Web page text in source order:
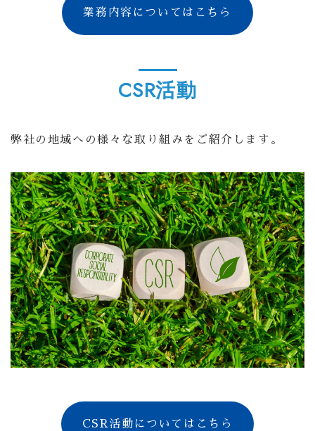
業務内容についてはこちら
CSR活動
弊社の地域への様々な取り組みをご紹介します。
CSR活動についてはこちら